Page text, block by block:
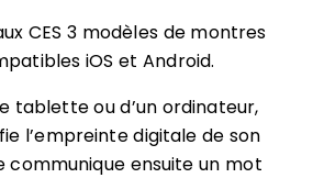
CES 3 modèles de montres
iOS et Android.
tablette ou d’un ordinateur,
l’empreinte digitale de son
communique ensuite un mot